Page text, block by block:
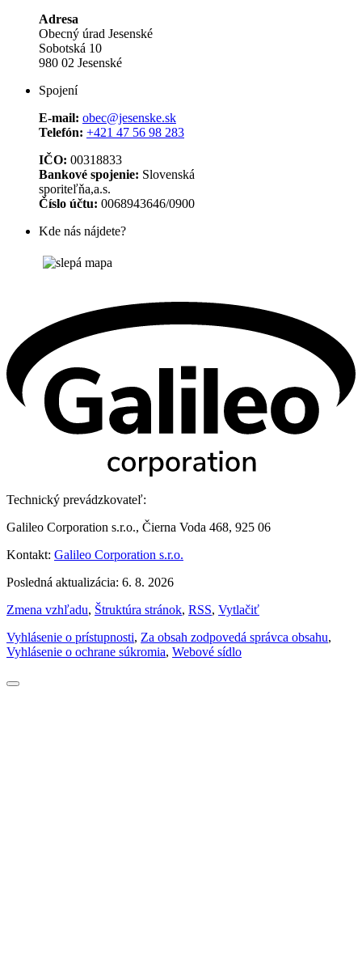
Adresa
Obecný úrad Jesenské
Sobotská 10
980 02 Jesenské
Spojení
E-mail: obec@jesenske.sk
Telefón: +421 47 56 98 283
IČO: 00318833
Bankové spojenie: Slovenská
sporiteľňa,a.s.
Číslo účtu: 0068943646/0900
Kde nás nájdete?
Technický prevádzkovateľ:
Galileo Corporation s.r.o., Čierna Voda 468, 925 06
Kontakt: Galileo Corporation s.r.o.
Posledná aktualizácia: 6. 8. 2026
Zmena vzhľadu, Štruktúra stránok, RSS, Vytlačiť
Vyhlásenie o prístupnosti, Za obsah zodpovedá správca obsahu,
Vyhlásenie o ochrane súkromia, Webové sídlo